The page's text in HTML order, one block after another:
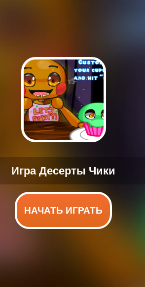
НАЧАТЬ ИГРАТЬ